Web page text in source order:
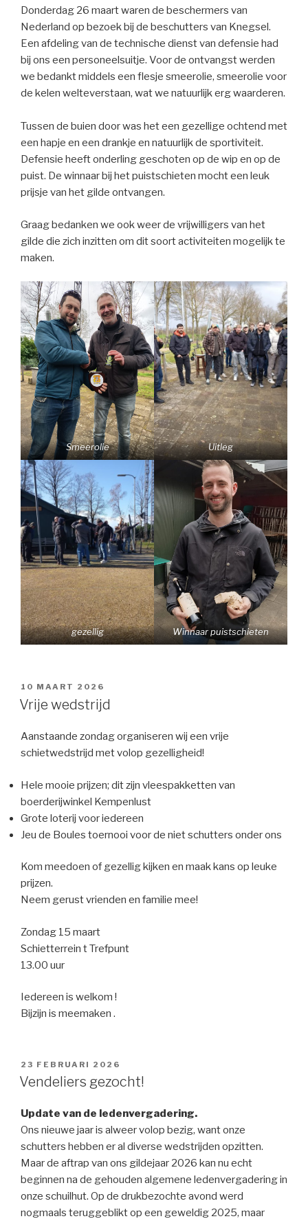
Donderdag 26 maart waren de beschermers van
Nederland op bezoek bij de beschutters van Knegsel.
Een afdeling van de technische dienst van defensie had
bij ons een personeelsuitje. Voor de ontvangst werden
we bedankt middels een flesje smeerolie, smeerolie voor
de kelen welteverstaan, wat we natuurlijk erg waarderen.
Tussen de buien door was het een gezellige ochtend met
een hapje en een drankje en natuurlijk de sportiviteit.
Defensie heeft onderling geschoten op de wip en op de
puist. De winnaar bij het puistschieten mocht een leuk
prijsje van het gilde ontvangen.
Graag bedanken we ook weer de vrijwilligers van het
gilde die zich inzitten om dit soort activiteiten mogelijk te
maken.
Smeerolie Uitleg
gezellig Winnaar puistschieten
GEPLAATST
OP
10 MAART 2026
Vrije wedstrijd
Aanstaande zondag organiseren wij een vrije
schietwedstrijd met volop gezelligheid!
Hele mooie prijzen; dit zijn vleespakketten van
boerderijwinkel Kempenlust
Grote loterij voor iedereen
Jeu de Boules toernooi voor de niet schutters onder ons
Kom meedoen of gezellig kijken en maak kans op leuke
prijzen.
Neem gerust vrienden en familie mee!
Zondag 15 maart
Schietterrein t Trefpunt
13.00 uur
Iedereen is welkom !
Bijzijn is meemaken .
GEPLAATST
OP
23 FEBRUARI 2026
Vendeliers gezocht!
Update van de ledenvergadering.
Ons nieuwe jaar is alweer volop bezig, want onze
schutters hebben er al diverse wedstrijden opzitten.
Maar de aftrap van ons gildejaar 2026 kan nu echt
beginnen na de gehouden algemene ledenvergadering in
onze schuilhut. Op de drukbezochte avond werd
nogmaals teruggeblikt op een geweldig 2025, maar